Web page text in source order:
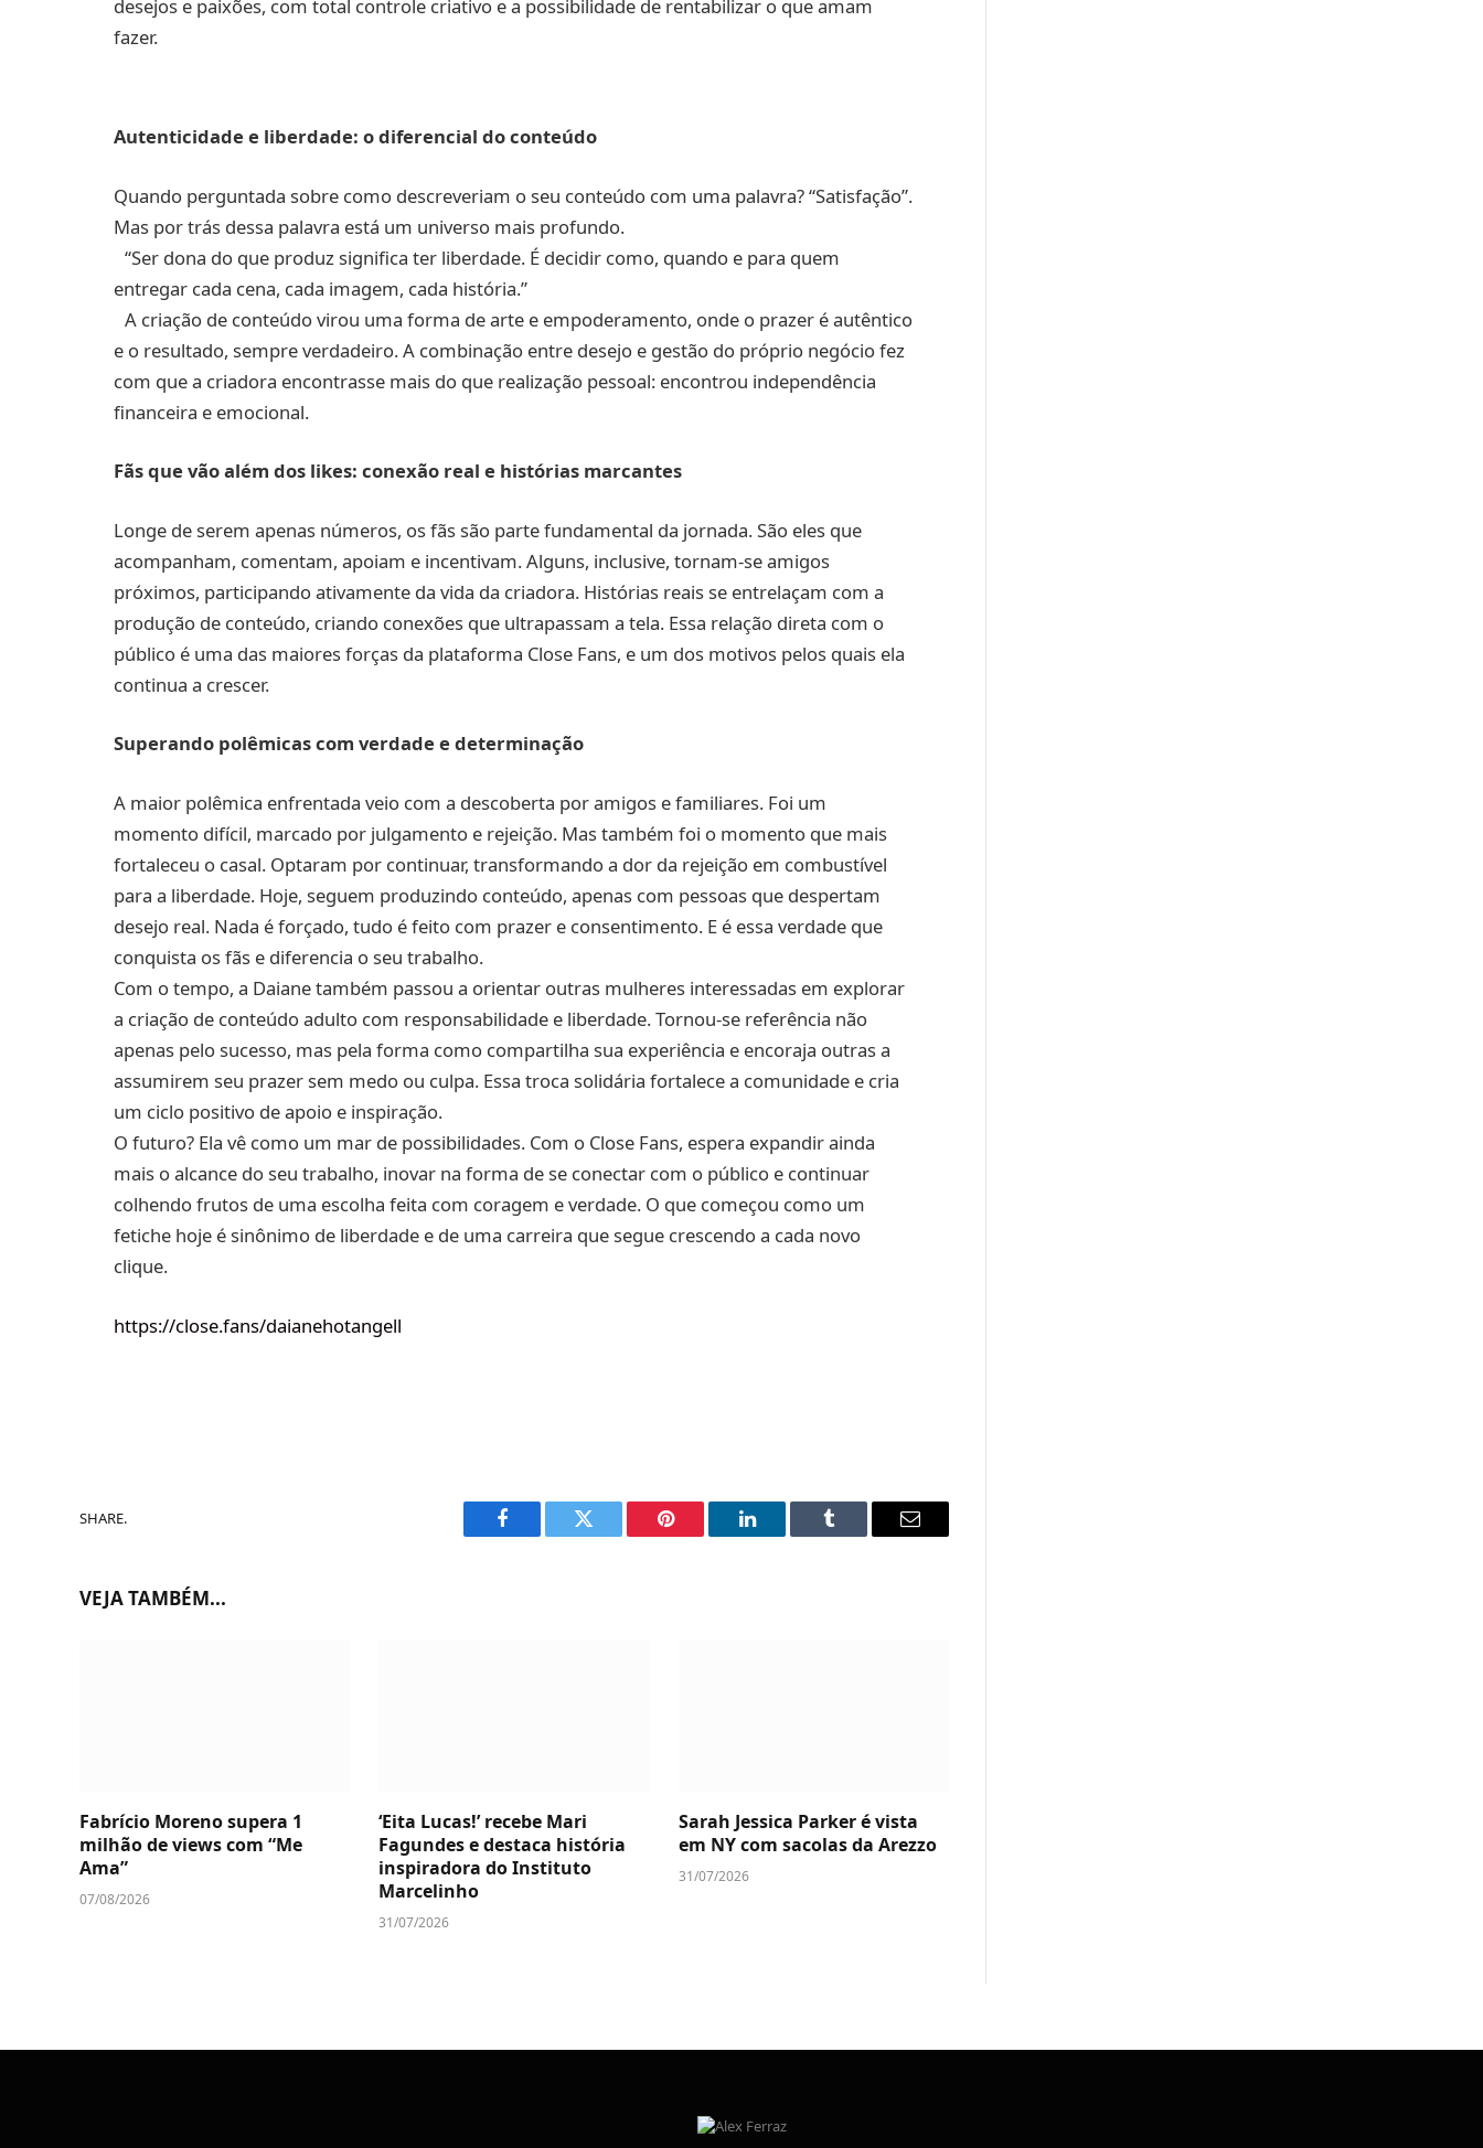
desejos e paixões, com total controle criativo e a possibilidade de rentabilizar o que amam
fazer.
Autenticidade e liberdade: o diferencial do conteúdo
Quando perguntada sobre como descreveriam o seu conteúdo com uma palavra? “Satisfação”.
Mas por trás dessa palavra está um universo mais profundo.
‍ “Ser dona do que produz significa ter liberdade. É decidir como, quando e para quem
entregar cada cena, cada imagem, cada história.”
‍ A criação de conteúdo virou uma forma de arte e empoderamento, onde o prazer é autêntico
e o resultado, sempre verdadeiro. A combinação entre desejo e gestão do próprio negócio fez
com que a criadora encontrasse mais do que realização pessoal: encontrou independência
financeira e emocional.
Fãs que vão além dos likes: conexão real e histórias marcantes
Longe de serem apenas números, os fãs são parte fundamental da jornada. São eles que
acompanham, comentam, apoiam e incentivam. Alguns, inclusive, tornam-se amigos
próximos, participando ativamente da vida da criadora. Histórias reais se entrelaçam com a
produção de conteúdo, criando conexões que ultrapassam a tela. Essa relação direta com o
público é uma das maiores forças da plataforma Close Fans, e um dos motivos pelos quais ela
continua a crescer.
Superando polêmicas com verdade e determinação
A maior polêmica enfrentada veio com a descoberta por amigos e familiares. Foi um
momento difícil, marcado por julgamento e rejeição. Mas também foi o momento que mais
fortaleceu o casal. Optaram por continuar, transformando a dor da rejeição em combustível
para a liberdade. Hoje, seguem produzindo conteúdo, apenas com pessoas que despertam
desejo real. Nada é forçado, tudo é feito com prazer e consentimento. E é essa verdade que
conquista os fãs e diferencia o seu trabalho.
Com o tempo, a Daiane também passou a orientar outras mulheres interessadas em explorar
a criação de conteúdo adulto com responsabilidade e liberdade. Tornou-se referência não
apenas pelo sucesso, mas pela forma como compartilha sua experiência e encoraja outras a
assumirem seu prazer sem medo ou culpa. Essa troca solidária fortalece a comunidade e cria
um ciclo positivo de apoio e inspiração.
O futuro? Ela vê como um mar de possibilidades. Com o Close Fans, espera expandir ainda
mais o alcance do seu trabalho, inovar na forma de se conectar com o público e continuar
colhendo frutos de uma escolha feita com coragem e verdade. O que começou como um
fetiche hoje é sinônimo de liberdade e de uma carreira que segue crescendo a cada novo
clique.
https://close.fans/daianehotangell
SHARE.
Facebook Twitter Pinterest LinkedIn Tumblr Email
VEJA TAMBÉM...
Fabrício Moreno supera 1
milhão de views com “Me
Ama”
07/08/2026
‘Eita Lucas!’ recebe Mari
Fagundes e destaca história
inspiradora do Instituto
Marcelinho
31/07/2026
Sarah Jessica Parker é vista
em NY com sacolas da Arezzo
31/07/2026